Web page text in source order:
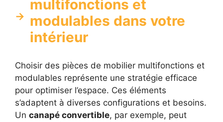
multifonctions et
modulables dans votre
intérieur
Choisir des pièces de mobilier multifonctions et
modulables représente une stratégie efficace
pour optimiser l’espace. Ces éléments
s’adaptent à diverses configurations et besoins.
Un canapé convertible, par exemple, peut